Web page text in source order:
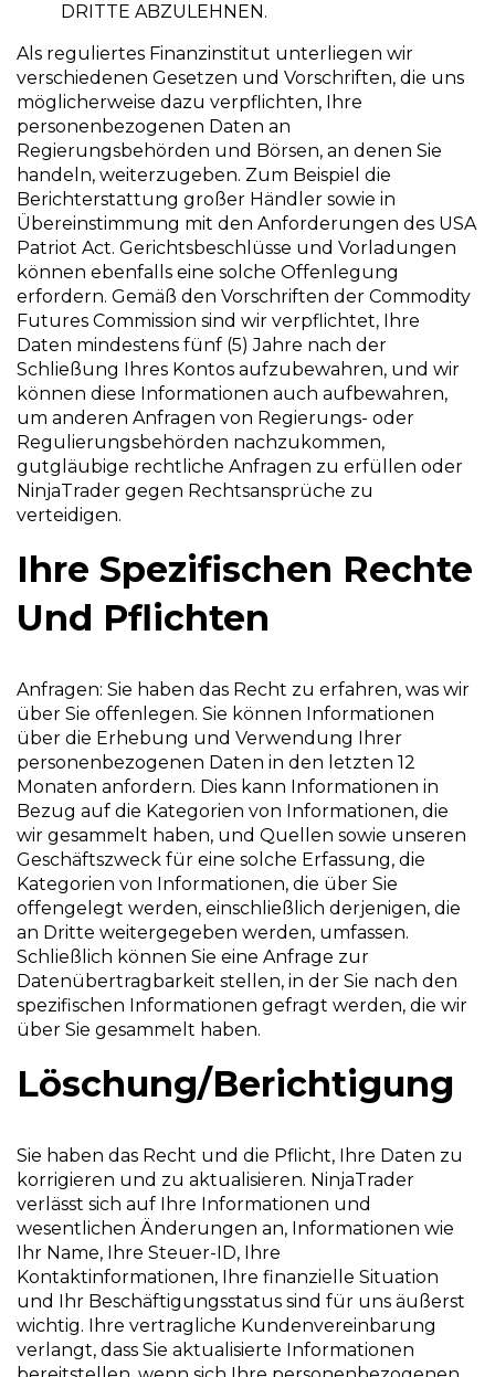
DRITTE ABZULEHNEN.
Als reguliertes Finanzinstitut unterliegen wir
verschiedenen Gesetzen und Vorschriften, die uns
möglicherweise dazu verpflichten, Ihre
personenbezogenen Daten an
Regierungsbehörden und Börsen, an denen Sie
handeln, weiterzugeben. Zum Beispiel die
Berichterstattung großer Händler sowie in
Übereinstimmung mit den Anforderungen des USA
Patriot Act. Gerichtsbeschlüsse und Vorladungen
können ebenfalls eine solche Offenlegung
erfordern. Gemäß den Vorschriften der Commodity
Futures Commission sind wir verpflichtet, Ihre
Daten mindestens fünf (5) Jahre nach der
Schließung Ihres Kontos aufzubewahren, und wir
können diese Informationen auch aufbewahren,
um anderen Anfragen von Regierungs- oder
Regulierungsbehörden nachzukommen,
gutgläubige rechtliche Anfragen zu erfüllen oder
NinjaTrader gegen Rechtsansprüche zu
verteidigen.
Ihre Spezifischen Rechte
Und Pflichten
Anfragen: Sie haben das Recht zu erfahren, was wir
über Sie offenlegen. Sie können Informationen
über die Erhebung und Verwendung Ihrer
personenbezogenen Daten in den letzten 12
Monaten anfordern. Dies kann Informationen in
Bezug auf die Kategorien von Informationen, die
wir gesammelt haben, und Quellen sowie unseren
Geschäftszweck für eine solche Erfassung, die
Kategorien von Informationen, die über Sie
offengelegt werden, einschließlich derjenigen, die
an Dritte weitergegeben werden, umfassen.
Schließlich können Sie eine Anfrage zur
Datenübertragbarkeit stellen, in der Sie nach den
spezifischen Informationen gefragt werden, die wir
über Sie gesammelt haben.
Löschung/Berichtigung
Sie haben das Recht und die Pflicht, Ihre Daten zu
korrigieren und zu aktualisieren. NinjaTrader
verlässt sich auf Ihre Informationen und
wesentlichen Änderungen an, Informationen wie
Ihr Name, Ihre Steuer-ID, Ihre
Kontaktinformationen, Ihre finanzielle Situation
und Ihr Beschäftigungsstatus sind für uns äußerst
wichtig. Ihre vertragliche Kundenvereinbarung
verlangt, dass Sie aktualisierte Informationen